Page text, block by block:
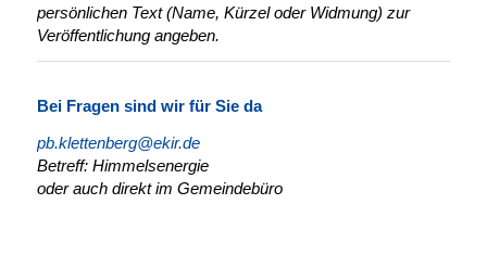
persönlichen Text (Name, Kürzel oder Widmung) zur
Veröffentlichung angeben.
Bei Fragen sind wir für Sie da
pb.klettenberg@ekir.de
Betreff: Himmelsenergie
oder auch direkt im Gemeindebüro